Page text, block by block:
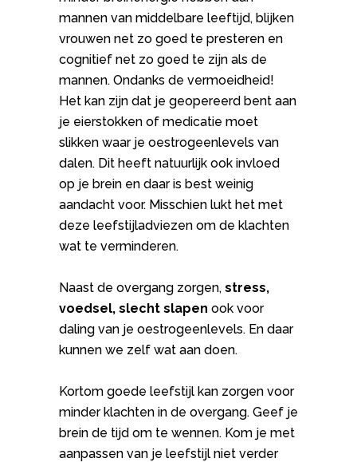
mannen van middelbare leeftijd, blijken
vrouwen net zo goed te presteren en
cognitief net zo goed te zijn als de
mannen. Ondanks de vermoeidheid!
Het kan zijn dat je geopereerd bent aan
je eierstokken of medicatie moet
slikken waar je oestrogeenlevels van
dalen. Dit heeft natuurlijk ook invloed
op je brein en daar is best weinig
aandacht voor. Misschien lukt het met
deze leefstijladviezen om de klachten
wat te verminderen.
Naast de overgang zorgen, stress,
voedsel, slecht slapen ook voor
daling van je oestrogeenlevels. En daar
kunnen we zelf wat aan doen.
Kortom goede leefstijl kan zorgen voor
minder klachten in de overgang. Geef je
brein de tijd om te wennen. Kom je met
aanpassen van je leefstijl niet verder